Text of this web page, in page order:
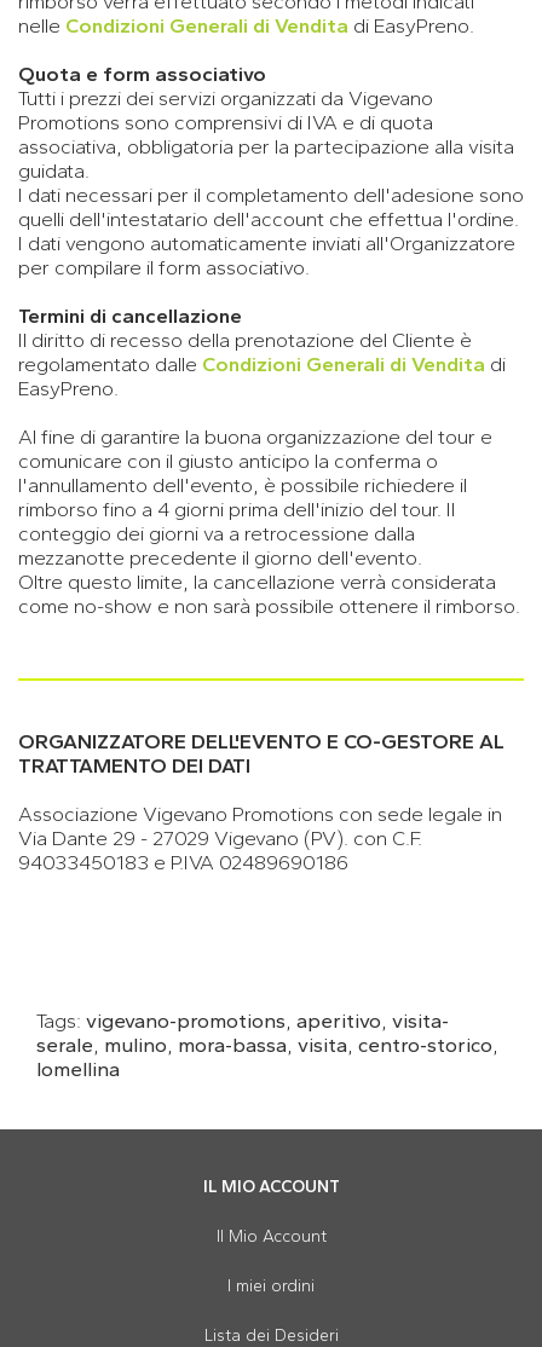
nelle Condizioni Generali di Vendita di EasyPreno.
Quota e form associativo
Tutti i prezzi dei servizi organizzati da Vigevano
Promotions sono comprensivi di IVA e di quota
associativa, obbligatoria per la partecipazione alla visita
guidata.
I dati necessari per il completamento dell'adesione sono
quelli dell'intestatario dell'account che effettua l'ordine.
I dati vengono automaticamente inviati all'Organizzatore
per compilare il form associativo.
Termini di cancellazione
Il diritto di recesso della prenotazione del Cliente è
regolamentato dalle Condizioni Generali di Vendita di
EasyPreno.
Al fine di garantire la buona organizzazione del tour e
comunicare con il giusto anticipo la conferma o
l'annullamento dell'evento, è possibile richiedere il
rimborso fino a 4 giorni prima dell'inizio del tour. Il
conteggio dei giorni va a retrocessione dalla
mezzanotte precedente il giorno dell'evento.
Oltre questo limite, la cancellazione verrà considerata
come no-show e non sarà possibile ottenere il rimborso.
ORGANIZZATORE DELL'EVENTO E CO-GESTORE AL
TRATTAMENTO DEI DATI
Associazione Vigevano Promotions con sede legale in
Via Dante 29 - 27029 Vigevano (PV). con C.F.
94033450183 e P.IVA 02489690186
Tags: vigevano-promotions aperitivo visita-
serale mulino mora-bassa visita centro-storico
lomellina
IL MIO ACCOUNT
Il Mio Account
I miei ordini
Lista dei Desideri